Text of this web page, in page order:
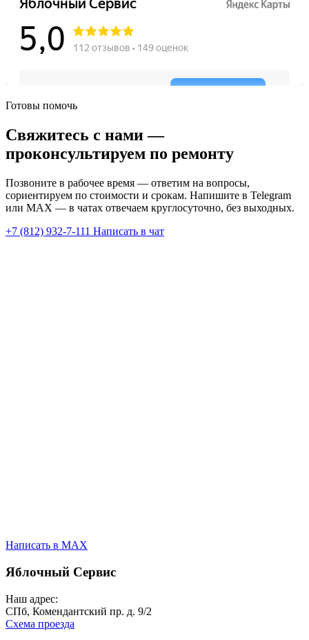
Готовы помочь
Свяжитесь с нами —
проконсультируем по ремонту
Позвоните в рабочее время — ответим на вопросы,
сориентируем по стоимости и срокам. Напишите в Telegram
или MAX — в чатах отвечаем круглосуточно, без выходных.
+7 (812) 932-7-111 Написать в чат
Написать в MAX
Яблочный Сервис
Наш адрес:
СПб, Комендантский пр. д. 9/2
Схема проезда